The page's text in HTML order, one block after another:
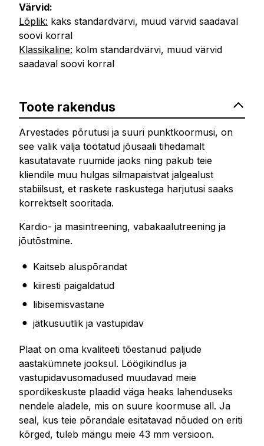
Värvid:
Lõplik: kaks standardvärvi, muud värvid saadaval
soovi korral
Klassikaline: kolm standardvärvi, muud värvid
saadaval soovi korral
Toote rakendus
Arvestades põrutusi ja suuri punktkoormusi, on
see valik välja töötatud jõusaali tihedamalt
kasutatavate ruumide jaoks ning pakub teie
kliendile muu hulgas silmapaistvat jalgealust
stabiilsust, et raskete raskustega harjutusi saaks
korrektselt sooritada.
Kardio- ja masintreening, vabakaalutreening ja
jõutõstmine.
Kaitseb aluspõrandat
kiiresti paigaldatud
libisemisvastane
jätkusuutlik ja vastupidav
Plaat on oma kvaliteeti tõestanud paljude
aastakümnete jooksul. Löögikindlus ja
vastupidavusomadused muudavad meie
spordikeskuste plaadid väga heaks lahenduseks
nendele aladele, mis on suure koormuse all. Ja
seal, kus teie põrandale esitatavad nõuded on eriti
kõrged, tuleb mängu meie 43 mm versioon.